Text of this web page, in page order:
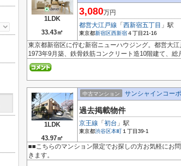
1LDK
33.43㎡
3,080万円
都営大江戸線 「 西新宿五丁目 」駅
東京都新宿区西新宿４丁目21-16
東京都新宿区に佇む新宿ニューハウジング。都営大
1973年9月築、鉄骨鉄筋コンクリート造10階建て、
1LDK
43.97㎡
中古マンション サンシャインコー
過去掲載物件
京王線 「 初台 」駅
東京都渋谷区本町 １丁目39-1
■■こちらのマンション限定でお探しの方お気軽にお
きます。